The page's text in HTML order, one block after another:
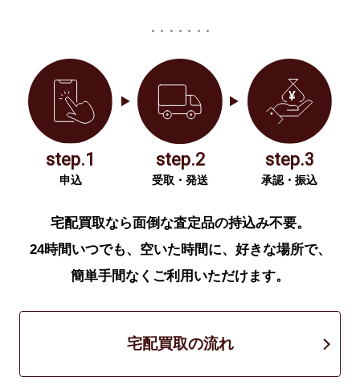
step.1
申込
step.2
受取・発送
step.3
承認・振込
宅配買取なら面倒な査定品の持込み不要。
24時間いつでも、空いた時間に、好きな場所で、
簡単手間なくご利用いただけます。
宅配買取の流れ